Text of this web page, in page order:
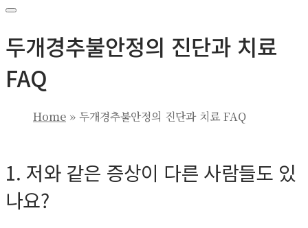
두개경추불안정의 진단과 치료
FAQ
Home » 두개경추불안정의 진단과 치료 FAQ
1. 저와 같은 증상이 다른 사람들도 있
나요?